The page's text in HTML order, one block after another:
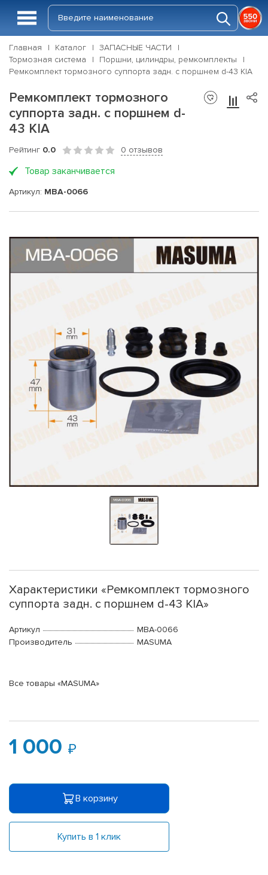
Главная Каталог
ЗАПАСНЫЕ ЧАСТИ
Тормозная система
Поршни, цилиндры, ремкомплекты
Ремкомплект тормозного суппорта задн. с поршнем d-43 KIA
Ремкомплект тормозного
суппорта задн. с поршнем d-
43 KIA
Рейтинг 0.0 0 отзывов
Товар заканчивается
Артикул: MBA-0066
Характеристики «Ремкомплект тормозного
суппорта задн. с поршнем d-43 KIA»
Артикул
MBA-0066
Производитель
MASUMA
Все товары «MASUMA»
1 000
В корзину
Купить в 1 клик